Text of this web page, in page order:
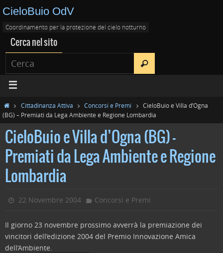
CieloBuio OdV
Coordinamento per la protezione del cielo notturno
Cerca nel sito
Cittadinanza Attiva Concorsi e Premi
CieloBuio e Villa d’Ogna
(BG) – Premiati da Lega Ambiente e Regione Lombardia
CieloBuio e Villa d’Ogna (BG) –
Premiati da Lega Ambiente e Regione
Lombardia
22 Novembre 2004 Concorsi e Premi
Il giorno 23 novembre prossimo avverrà la premiazione dei
vincitori dell’edizione 2004 del Premio Innovazione Amica
dell’Ambiente.